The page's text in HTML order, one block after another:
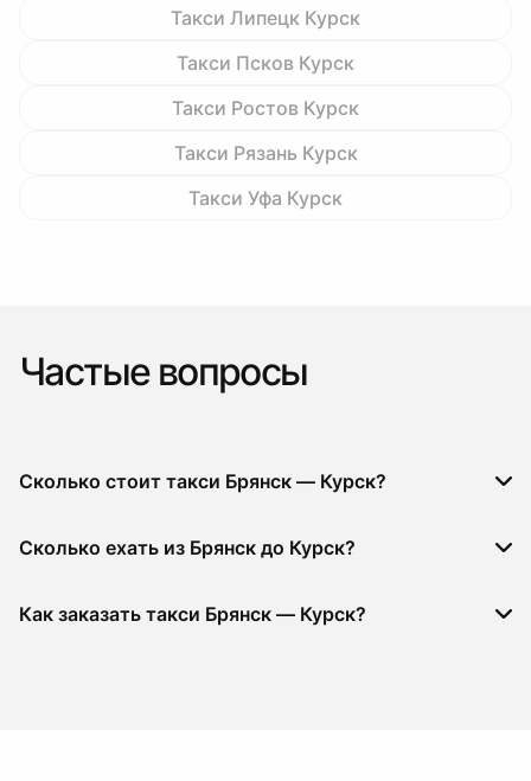
Такси Липецк Курск
Такси Псков Курск
Такси Ростов Курск
Такси Рязань Курск
Такси Уфа Курск
Частые вопросы
Сколько стоит такси Брянск — Курск?
Сколько ехать из Брянск до Курск?
Как заказать такси Брянск — Курск?